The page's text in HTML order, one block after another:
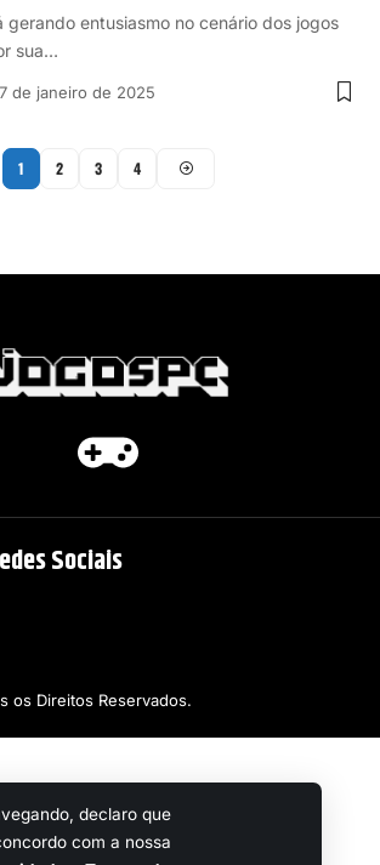
declaro que
com a nossa
gerando entusiasmo no cenário dos jogos
sua…
de janeiro de 2025
1 2 3 4
Sociais
os Direitos Reservados.